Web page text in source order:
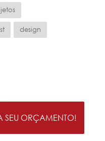
design
SEU ORÇAMENTO!